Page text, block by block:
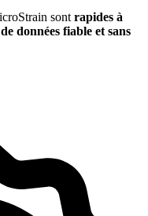
sont rapides à
données fiable et sans